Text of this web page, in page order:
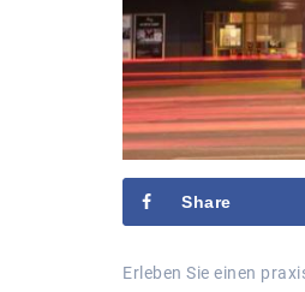
Share
Erleben Sie einen